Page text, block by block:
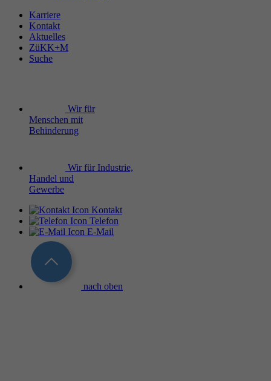
Karriere
Kontakt
Aktuelles
ZüKK+M
Suche
Wir für
Menschen mit
Behinderung
Wir für Industrie,
Handel und
Gewerbe
Kontakt
Telefon
E-Mail
nach oben